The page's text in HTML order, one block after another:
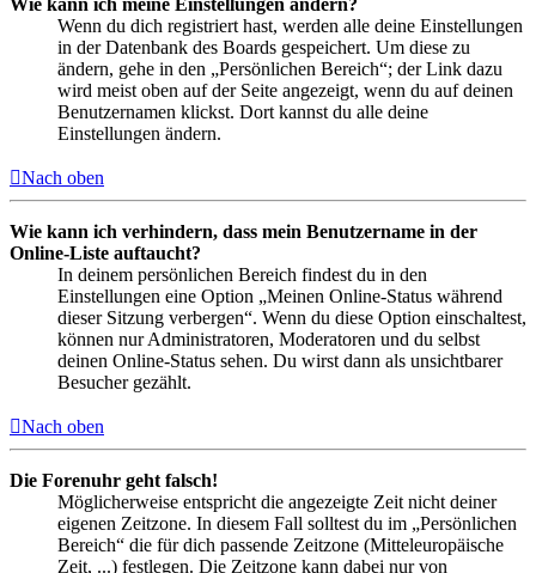
Wie kann ich meine Einstellungen ändern?
Wenn du dich registriert hast, werden alle deine Einstellungen
in der Datenbank des Boards gespeichert. Um diese zu
ändern, gehe in den „Persönlichen Bereich“; der Link dazu
wird meist oben auf der Seite angezeigt, wenn du auf deinen
Benutzernamen klickst. Dort kannst du alle deine
Einstellungen ändern.
Nach oben
Wie kann ich verhindern, dass mein Benutzername in der
Online-Liste auftaucht?
In deinem persönlichen Bereich findest du in den
Einstellungen eine Option „Meinen Online-Status während
dieser Sitzung verbergen“. Wenn du diese Option einschaltest,
können nur Administratoren, Moderatoren und du selbst
deinen Online-Status sehen. Du wirst dann als unsichtbarer
Besucher gezählt.
Nach oben
Die Forenuhr geht falsch!
Möglicherweise entspricht die angezeigte Zeit nicht deiner
eigenen Zeitzone. In diesem Fall solltest du im „Persönlichen
Bereich“ die für dich passende Zeitzone (Mitteleuropäische
Zeit, ...) festlegen. Die Zeitzone kann dabei nur von